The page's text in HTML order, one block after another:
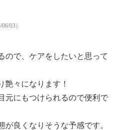
クスしそうです。
イズで、持ち運びにも便
アイテム。
石油系界面活性剤不使
性剤使用
03）
ので、ケアをしたいと思って
艶々になります！
元にもつけられるので便利で
良くなりそうな予感です。